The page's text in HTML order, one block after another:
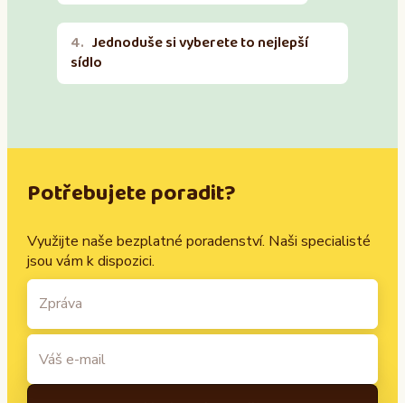
Jednoduše si vyberete to nejlepší
sídlo
Potřebujete poradit?
Využijte naše bezplatné poradenství. Naši specialisté
jsou vám k dispozici.